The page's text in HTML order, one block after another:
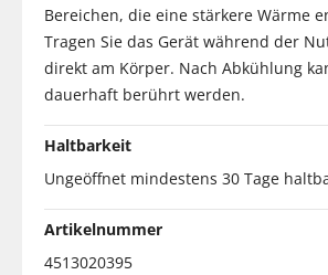
Bereichen, die eine stärkere Wärme
Tragen Sie das Gerät während der
direkt am Körper. Nach Abkühlung
dauerhaft berührt werden.
Haltbarkeit
Ungeöffnet mindestens 30 Tage
Artikelnummer
4513020395